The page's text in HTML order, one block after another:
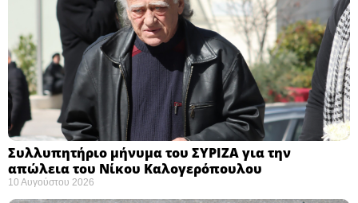
Συλλυπητήριο μήνυμα του ΣΥΡΙΖΑ για την
απώλεια του Νίκου Καλογερόπουλου ​
10 Αυγούστου 2026